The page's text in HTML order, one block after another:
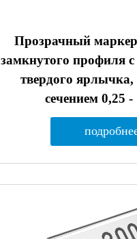
Прозрачный
замкнутого профиля
твердого ярлычка,
сечением 0,25